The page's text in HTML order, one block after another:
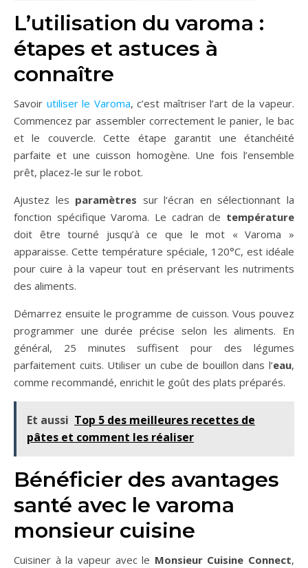
L’utilisation du varoma :
étapes et astuces à
connaître
Savoir utiliser le Varoma, c’est maîtriser l’art de la vapeur.
Commencez par assembler correctement le panier, le bac
et le couvercle. Cette étape garantit une étanchéité
parfaite et une cuisson homogène. Une fois l’ensemble
prêt, placez-le sur le robot.
Ajustez les paramètres sur l’écran en sélectionnant la
fonction spécifique Varoma. Le cadran de température
doit être tourné jusqu’à ce que le mot « Varoma »
apparaisse. Cette température spéciale, 120°C, est idéale
pour cuire à la vapeur tout en préservant les nutriments
des aliments.
Démarrez ensuite le programme de cuisson. Vous pouvez
programmer une durée précise selon les aliments. En
général, 25 minutes suffisent pour des légumes
parfaitement cuits. Utiliser un cube de bouillon dans l’eau,
comme recommandé, enrichit le goût des plats préparés.
Et aussi Top 5 des meilleures recettes de
pâtes et comment les réaliser
Bénéficier des avantages
santé avec le varoma
monsieur cuisine
Cuisiner à la vapeur avec le Monsieur Cuisine Connect,